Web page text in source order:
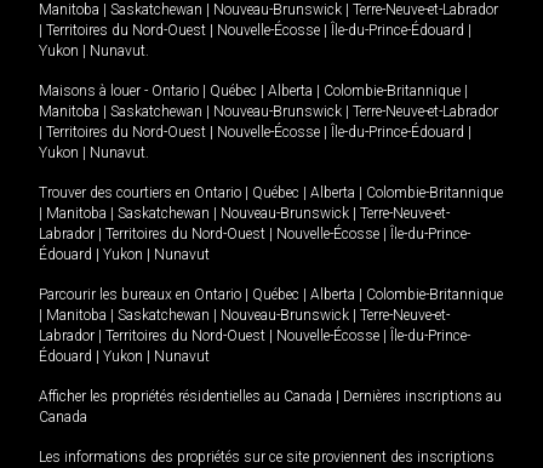
Manitoba
Saskatchewan Nouveau-Brunswick
Terre-Neuve-et-Labrador
Territoires du Nord-Ouest Nouvelle-Écosse Île-du-Prince-Édouard
Yukon
Nunavut.
Maisons à louer - Ontario Québec Alberta Colombie-Britannique
Manitoba
Saskatchewan Nouveau-Brunswick
Terre-Neuve-et-Labrador
Territoires du Nord-Ouest Nouvelle-Écosse Île-du-Prince-Édouard
Yukon
Nunavut.
Trouver des courtiers en Ontario Québec Alberta
Colombie-Britannique
Manitoba Saskatchewan Nouveau-Brunswick
Terre-Neuve-et-
Labrador
Territoires du Nord-Ouest Nouvelle-Écosse
Île-du-Prince-
Édouard
Yukon Nunavut
Parcourir les bureaux en Ontario Québec Alberta
Colombie-Britannique
Manitoba Saskatchewan Nouveau-Brunswick
Terre-Neuve-et-
Labrador
Territoires du Nord-Ouest Nouvelle-Écosse
Île-du-Prince-
Édouard
Yukon Nunavut
Afficher les propriétés résidentielles au Canada
Dernières inscriptions au
Canada
Les informations des propriétés sur ce site proviennent des inscriptions